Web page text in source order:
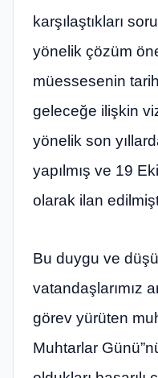
karşılaştıkları
yönelik çözüm
müessesenin
geleceğe ilişkin
yönelik son
yapılmış ve 19
olarak ilan
Bu duygu ve
vatandaşlarımız
görev yürüten
Muhtarlar